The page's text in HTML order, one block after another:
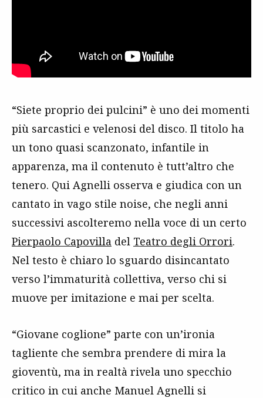
“Siete proprio dei pulcini” è uno dei momenti
più sarcastici e velenosi del disco. Il titolo ha
un tono quasi scanzonato, infantile in
apparenza, ma il contenuto è tutt’altro che
tenero. Qui Agnelli osserva e giudica con un
cantato in vago stile noise, che negli anni
successivi ascolteremo nella voce di un certo
Pierpaolo Capovilla del Teatro degli Orrori.
Nel testo è chiaro lo sguardo disincantato
verso l’immaturità collettiva, verso chi si
muove per imitazione e mai per scelta.
“Giovane coglione” parte con un’ironia
tagliente che sembra prendere di mira la
gioventù, ma in realtà rivela uno specchio
critico in cui anche Manuel Agnelli si